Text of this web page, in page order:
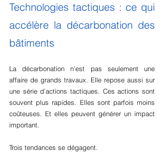
Technologies tactiques : ce qui
accélère la décarbonation des
bâtiments
La décarbonation n’est pas seulement une
affaire de grands travaux. Elle repose aussi sur
une série d’actions tactiques. Ces actions sont
souvent plus rapides. Elles sont parfois moins
coûteuses. Et elles peuvent générer un impact
important.
Trois tendances se dégagent.